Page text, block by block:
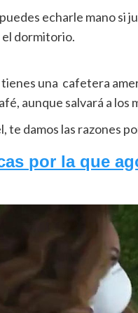
echarle mano si
el dormitorio.
una cafetera
aunque salvará a los
te damos las razones
por la que